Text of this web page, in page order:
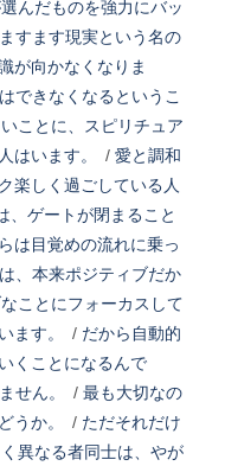
んだものを強力にバッ
すます現実という名の
が向かなくなりま
できなくなるというこ
ことに、スピリチュア
はいます。
/ 愛と調和
楽しく過ごしている人
、ゲートが閉まること
は目覚めの流れに乗っ
、本来ポジティブだか
ことにフォーカスして
ます。
/ だから自動的
くことになるんで
せん。 / 最も大切なの
うか。
/ ただそれだけ
異なる者同士は、やが